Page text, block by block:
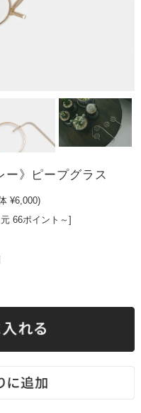
》ピープグラス
¥6,000)
66ポイント～]